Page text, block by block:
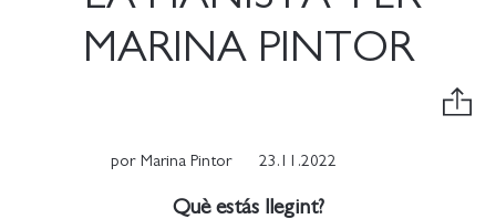
MARINA PINTOR
por Marina Pintor 23.11.2022
Què estás llegint?